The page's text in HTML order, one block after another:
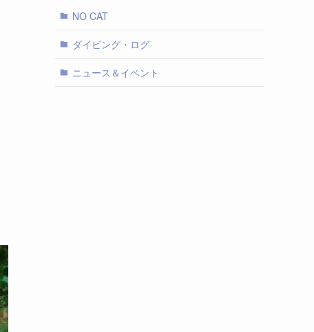
NO CAT
ダイビング・ログ
ニュース＆イベント